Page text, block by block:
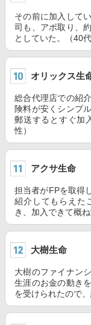
その前に加入して
司も、アポ取り、
としていた。（40代
オリックス生
総合代理店での紹
険料が安くシンプ
郵送するとすぐ加
性）
アクサ生命
担当者がFPを取得
紹介してもらえた
き、加入できて概
大樹生命
大樹のファイナン
生涯のお金の動き
を受けられたので